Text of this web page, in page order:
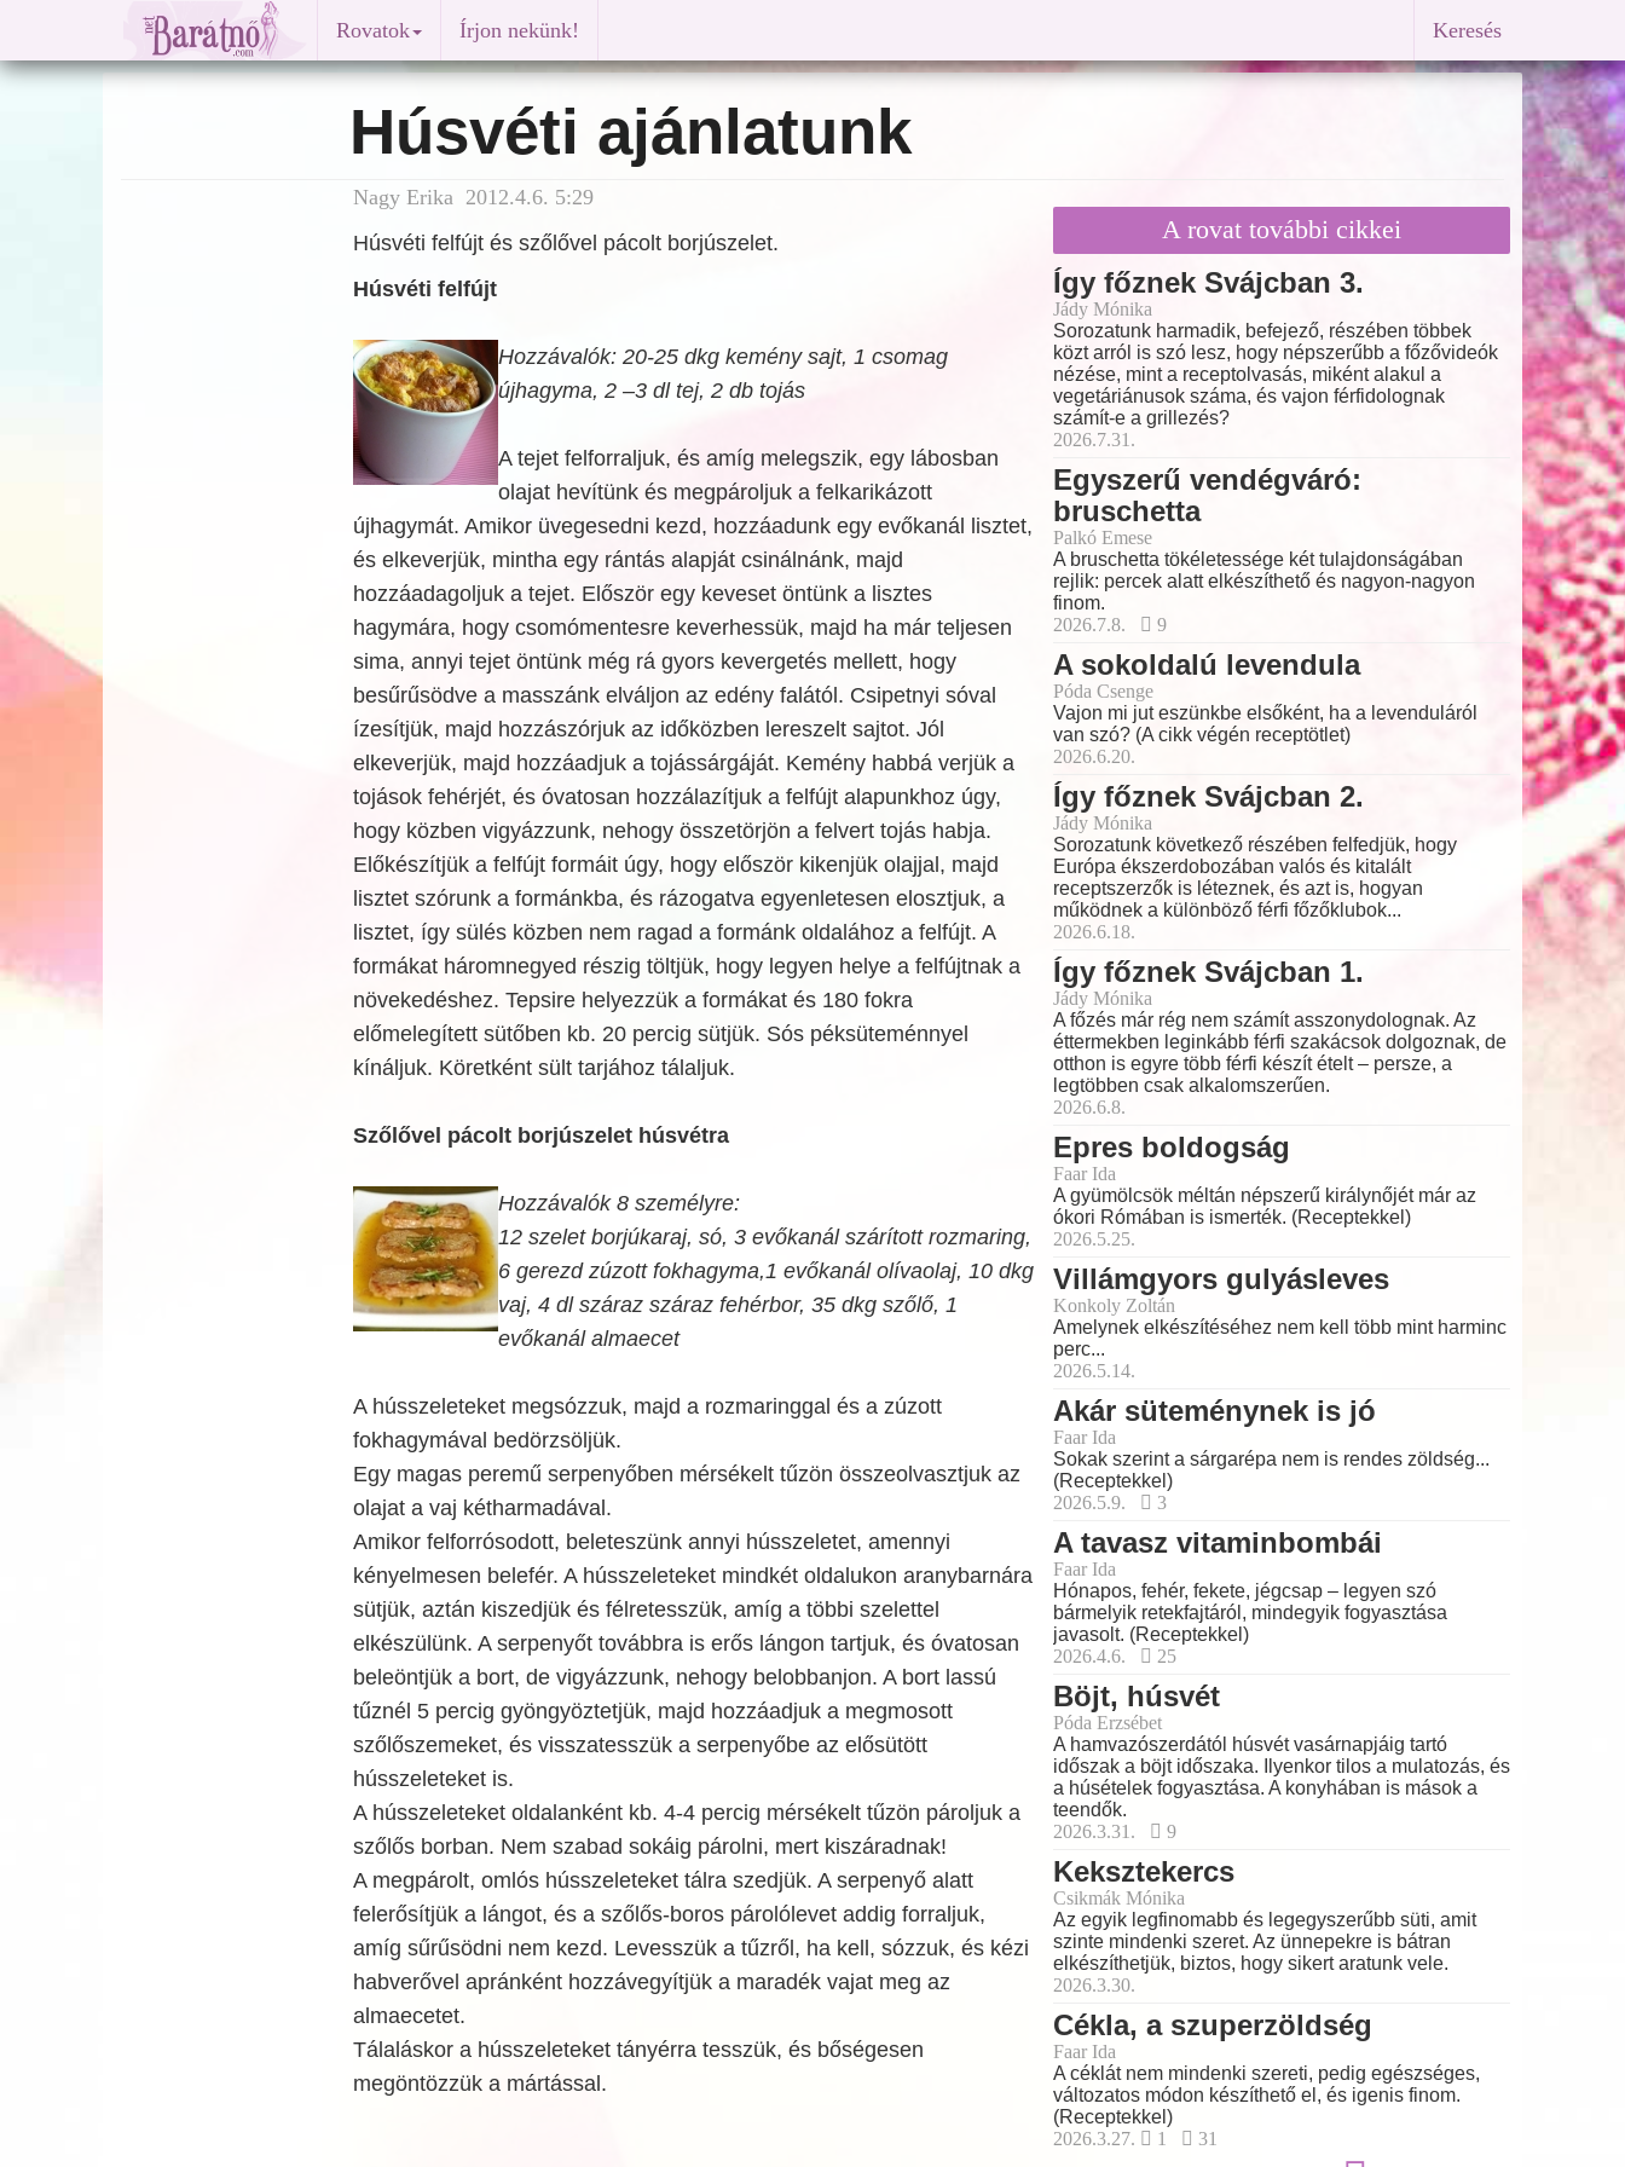
Rovatok Írjon nekünk! Keresés
Húsvéti ajánlatunk
Nagy Erika 2012.4.6. 5:29
Húsvéti felfújt és szőlővel pácolt borjúszelet.
Húsvéti felfújt
Hozzávalók: 20-25 dkg kemény sajt, 1 csomag
újhagyma, 2 –3 dl tej, 2 db tojás
A tejet felforraljuk, és amíg melegszik, egy lábosban
olajat hevítünk és megpároljuk a felkarikázott
újhagymát. Amikor üvegesedni kezd, hozzáadunk egy evőkanál lisztet,
és elkeverjük, mintha egy rántás alapját csinálnánk, majd
hozzáadagoljuk a tejet. Először egy keveset öntünk a lisztes
hagymára, hogy csomómentesre keverhessük, majd ha már teljesen
sima, annyi tejet öntünk még rá gyors kevergetés mellett, hogy
besűrűsödve a masszánk elváljon az edény falától. Csipetnyi sóval
ízesítjük, majd hozzászórjuk az időközben lereszelt sajtot. Jól
elkeverjük, majd hozzáadjuk a tojássárgáját. Kemény habbá verjük a
tojások fehérjét, és óvatosan hozzálazítjuk a felfújt alapunkhoz úgy,
hogy közben vigyázzunk, nehogy összetörjön a felvert tojás habja.
Előkészítjük a felfújt formáit úgy, hogy először kikenjük olajjal, majd
lisztet szórunk a formánkba, és rázogatva egyenletesen elosztjuk, a
lisztet, így sülés közben nem ragad a formánk oldalához a felfújt. A
formákat háromnegyed részig töltjük, hogy legyen helye a felfújtnak a
növekedéshez. Tepsire helyezzük a formákat és 180 fokra
előmelegített sütőben kb. 20 percig sütjük. Sós péksüteménnyel
kínáljuk. Köretként sült tarjához tálaljuk.
Szőlővel pácolt borjúszelet húsvétra
Hozzávalók 8 személyre:
12 szelet borjúkaraj, só, 3 evőkanál szárított rozmaring,
6 gerezd zúzott fokhagyma,1 evőkanál olívaolaj, 10 dkg
vaj, 4 dl száraz száraz fehérbor, 35 dkg szőlő, 1
evőkanál almaecet
A hússzeleteket megsózzuk, majd a rozmaringgal és a zúzott
fokhagymával bedörzsöljük.
Egy magas peremű serpenyőben mérsékelt tűzön összeolvasztjuk az
olajat a vaj kétharmadával.
Amikor felforrósodott, beleteszünk annyi hússzeletet, amennyi
kényelmesen belefér. A hússzeleteket mindkét oldalukon aranybarnára
sütjük, aztán kiszedjük és félretesszük, amíg a többi szelettel
elkészülünk. A serpenyőt továbbra is erős lángon tartjuk, és óvatosan
beleöntjük a bort, de vigyázzunk, nehogy belobbanjon. A bort lassú
tűznél 5 percig gyöngyöztetjük, majd hozzáadjuk a megmosott
szőlőszemeket, és visszatesszük a serpenyőbe az elősütött
hússzeleteket is.
A hússzeleteket oldalanként kb. 4-4 percig mérsékelt tűzön pároljuk a
szőlős borban. Nem szabad sokáig párolni, mert kiszáradnak!
A megpárolt, omlós hússzeleteket tálra szedjük. A serpenyő alatt
felerősítjük a lángot, és a szőlős-boros párolólevet addig forraljuk,
amíg sűrűsödni nem kezd. Levesszük a tűzről, ha kell, sózzuk, és kézi
habverővel apránként hozzávegyítjük a maradék vajat meg az
almaecetet.
Tálaláskor a hússzeleteket tányérra tesszük, és bőségesen
megöntözzük a mártással.
A rovat további cikkei
Így főznek Svájcban 3.
Jády Mónika
Sorozatunk harmadik, befejező, részében többek
közt arról is szó lesz, hogy népszerűbb a főzővideók
nézése, mint a receptolvasás, miként alakul a
vegetáriánusok száma, és vajon férfidolognak
számít-e a grillezés?
2026.7.31.
Egyszerű vendégváró:
bruschetta
Palkó Emese
A bruschetta tökéletessége két tulajdonságában
rejlik: percek alatt elkészíthető és nagyon-nagyon
finom.
2026.7.8.
9
A sokoldalú levendula
Póda Csenge
Vajon mi jut eszünkbe elsőként, ha a levenduláról
van szó? (A cikk végén receptötlet)
2026.6.20.
Így főznek Svájcban 2.
Jády Mónika
Sorozatunk következő részében felfedjük, hogy
Európa ékszerdobozában valós és kitalált
receptszerzők is léteznek, és azt is, hogyan
működnek a különböző férfi főzőklubok...
2026.6.18.
Így főznek Svájcban 1.
Jády Mónika
A főzés már rég nem számít asszonydolognak. Az
éttermekben leginkább férfi szakácsok dolgoznak, de
otthon is egyre több férfi készít ételt – persze, a
legtöbben csak alkalomszerűen.
2026.6.8.
Epres boldogság
Faar Ida
A gyümölcsök méltán népszerű királynőjét már az
ókori Rómában is ismerték. (Receptekkel)
2026.5.25.
Villámgyors gulyásleves
Konkoly Zoltán
Amelynek elkészítéséhez nem kell több mint harminc
perc...
2026.5.14.
Akár süteménynek is jó
Faar Ida
Sokak szerint a sárgarépa nem is rendes zöldség...
(Receptekkel)
2026.5.9.
3
A tavasz vitaminbombái
Faar Ida
Hónapos, fehér, fekete, jégcsap – legyen szó
bármelyik retekfajtáról, mindegyik fogyasztása
javasolt. (Receptekkel)
2026.4.6.
25
Böjt, húsvét
Póda Erzsébet
A hamvazószerdától húsvét vasárnapjáig tartó
időszak a böjt időszaka. Ilyenkor tilos a mulatozás, és
a húsételek fogyasztása. A konyhában is mások a
teendők.
2026.3.31.
9
Keksztekercs
Csikmák Mónika
Az egyik legfinomabb és legegyszerűbb süti, amit
szinte mindenki szeret. Az ünnepekre is bátran
elkészíthetjük, biztos, hogy sikert aratunk vele.
2026.3.30.
Cékla, a szuperzöldség
Faar Ida
A céklát nem mindenki szereti, pedig egészséges,
változatos módon készíthető el, és igenis finom.
(Receptekkel)
2026.3.27.
1 31